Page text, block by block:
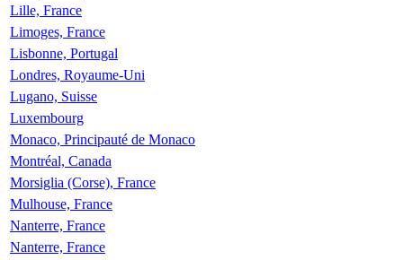
Lille, France
Limoges, France
Lisbonne, Portugal
Londres, Royaume-Uni
Lugano, Suisse
Luxembourg
Monaco, Principauté de Monaco
Montréal, Canada
Morsiglia (Corse), France
Mulhouse, France
Nanterre, France
Nanterre, France